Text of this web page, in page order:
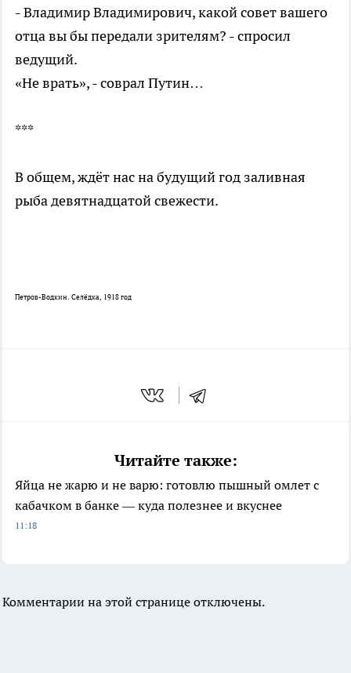
- Владимир Владимирович, какой совет вашего
отца вы бы передали зрителям? - спросил
ведущий.
«Не врать», - соврал Путин…
***
В общем, ждёт нас на будущий год заливная
рыба девятнадцатой свежести.
Петров-Водкин. Селёдка, 1918 год
Читайте также:
Яйца не жарю и не варю: готовлю пышный омлет с
кабачком в банке — куда полезнее и вкуснее
11:18
Комментарии на этой странице отключены.